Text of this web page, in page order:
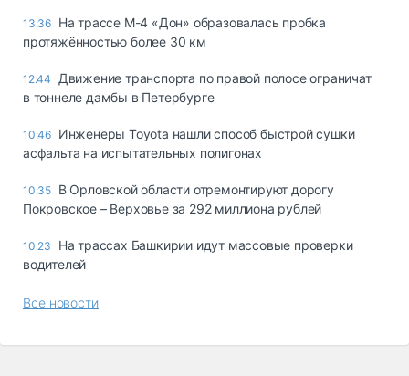
13:36 На трассе М-4 «Дон» образовалась пробка
протяжённостью более 30 км
12:44
Движение транспорта по правой полосе ограничат
в тоннеле дамбы в Петербурге
10:46 Инженеры Toyota нашли способ быстрой сушки
асфальта на испытательных полигонах
10:35 В Орловской области отремонтируют дорогу
Покровское – Верховье за 292 миллиона рублей
10:23
На трассах Башкирии идут массовые проверки
водителей
Все новости